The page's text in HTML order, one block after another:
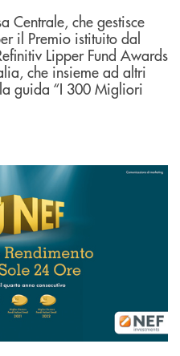
Centrale, che gestisce
il Premio istituito dal
Lipper Fund Awards
che insieme ad altri
guida “I 300 Migliori